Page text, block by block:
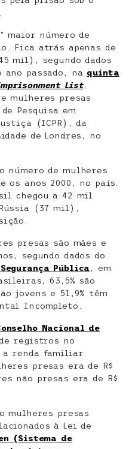
maior número de
Fica atrás apenas de
mil), segundo dados
passado, na quinta
List,
mulheres presas
Pesquisa em
(ICPR), da
de Londres, no
número de mulheres
os anos 2000, no país.
chegou a 42 mil
(37 mil),
presas são mães e
segundo dados do
Pública , em
63,5% são
jovens e 51,9% têm
Incompleto.
Nacional de
registros no
a renda familiar
presas era de R$
não presas era de R$
mulheres presas
à Lei de
(Sistema de